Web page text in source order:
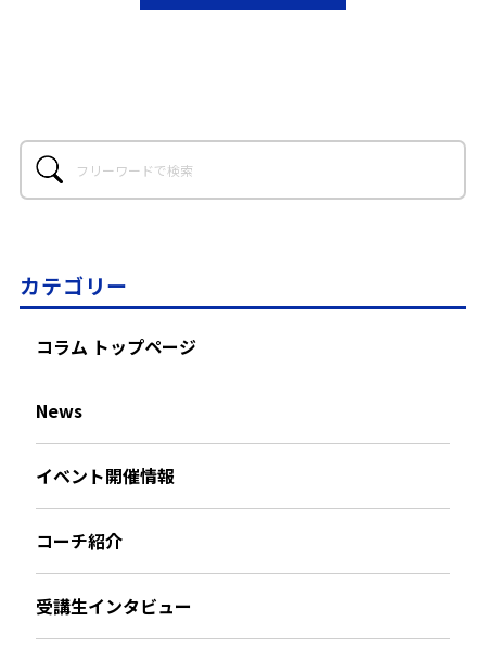
カテゴリー
コラム トップページ
News
イベント開催情報
コーチ紹介
受講生インタビュー